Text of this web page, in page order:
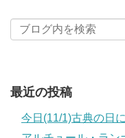
最近の投稿
今日(11/1)古典の日